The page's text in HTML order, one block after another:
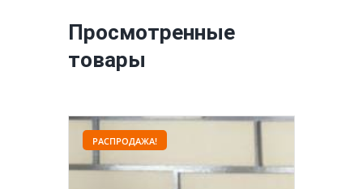
Просмотренные
товары
РАСПРОДАЖА!